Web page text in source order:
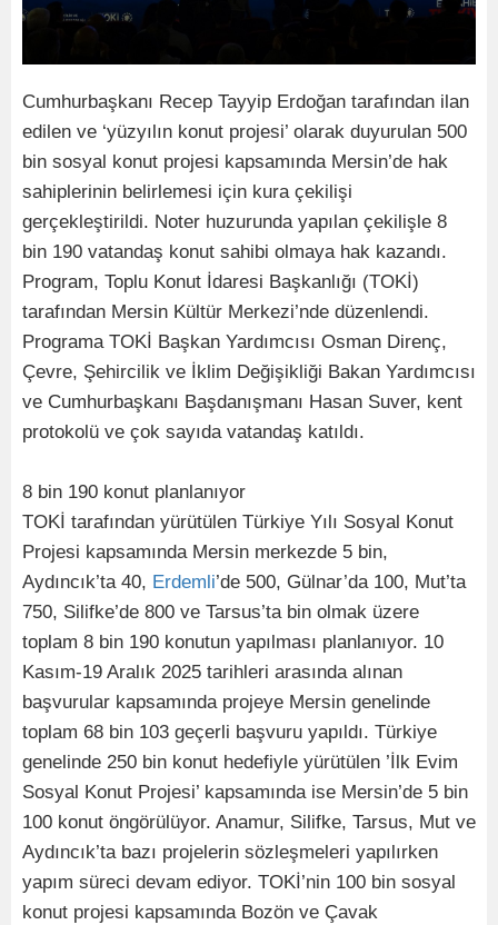
Cumhurbaşkanı Recep Tayyip Erdoğan tarafından ilan
edilen ve ‘yüzyılın konut projesi’ olarak duyurulan 500
bin sosyal konut projesi kapsamında Mersin’de hak
sahiplerinin belirlemesi için kura çekilişi
gerçekleştirildi. Noter huzurunda yapılan çekilişle 8
bin 190 vatandaş konut sahibi olmaya hak kazandı.
Program, Toplu Konut İdaresi Başkanlığı (TOKİ)
tarafından Mersin Kültür Merkezi’nde düzenlendi.
Programa TOKİ Başkan Yardımcısı Osman Direnç,
Çevre, Şehircilik ve İklim Değişikliği Bakan Yardımcısı
ve Cumhurbaşkanı Başdanışmanı Hasan Suver, kent
protokolü ve çok sayıda vatandaş katıldı.
8 bin 190 konut planlanıyor
TOKİ tarafından yürütülen Türkiye Yılı Sosyal Konut
Projesi kapsamında Mersin merkezde 5 bin,
Aydıncık’ta 40, Erdemli’de 500, Gülnar’da 100, Mut’ta
750, Silifke’de 800 ve Tarsus’ta bin olmak üzere
toplam 8 bin 190 konutun yapılması planlanıyor. 10
Kasım-19 Aralık 2025 tarihleri arasında alınan
başvurular kapsamında projeye Mersin genelinde
toplam 68 bin 103 geçerli başvuru yapıldı. Türkiye
genelinde 250 bin konut hedefiyle yürütülen ’İlk Evim
Sosyal Konut Projesi’ kapsamında ise Mersin’de 5 bin
100 konut öngörülüyor. Anamur, Silifke, Tarsus, Mut ve
Aydıncık’ta bazı projelerin sözleşmeleri yapılırken
yapım süreci devam ediyor. TOKİ’nin 100 bin sosyal
konut projesi kapsamında Bozön ve Çavak